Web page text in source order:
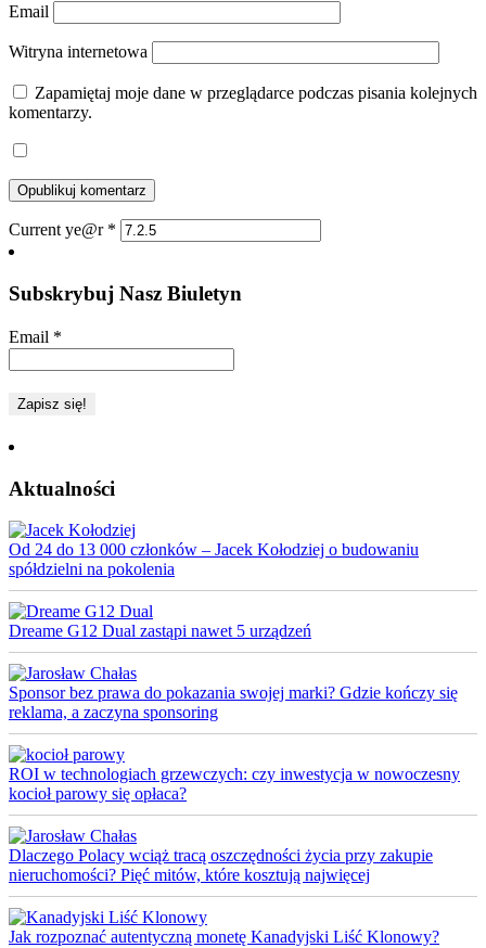
Email
Witryna internetowa
Zapamiętaj moje dane w przeglądarce podczas pisania kolejnych
komentarzy.
Current ye@r *
Subskrybuj Nasz Biuletyn
Email *
Aktualności
Od 24 do 13 000 członków – Jacek Kołodziej o budowaniu
spółdzielni na pokolenia
Dreame G12 Dual zastąpi nawet 5 urządzeń
Sponsor bez prawa do pokazania swojej marki? Gdzie kończy się
reklama, a zaczyna sponsoring
ROI w technologiach grzewczych: czy inwestycja w nowoczesny
kocioł parowy się opłaca?
Dlaczego Polacy wciąż tracą oszczędności życia przy zakupie
nieruchomości? Pięć mitów, które kosztują najwięcej
Jak rozpoznać autentyczną monetę Kanadyjski Liść Klonowy?